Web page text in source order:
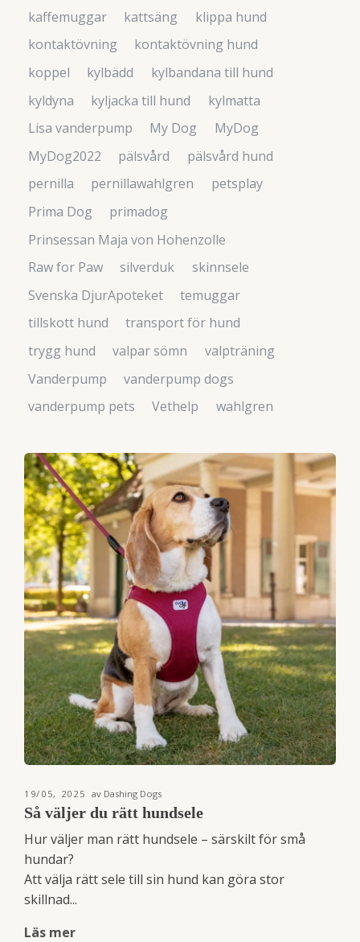
kaffemuggar
kattsäng
klippa hund
kontaktövning
kontaktövning hund
koppel
kylbädd
kylbandana till hund
kyldyna
kyljacka till hund
kylmatta
Lisa vanderpump
My Dog
MyDog
MyDog2022
pälsvård
pälsvård hund
pernilla
pernillawahlgren
petsplay
Prima Dog
primadog
Prinsessan Maja von Hohenzolle
Raw for Paw
silverduk
skinnsele
Svenska DjurApoteket
temuggar
tillskott hund
transport för hund
trygg hund
valpar sömn
valpträning
Vanderpump
vanderpump dogs
vanderpump pets
Vethelp wahlgren
19/05, 2025 av Dashing Dogs
Så väljer du rätt hundsele
Hur väljer man rätt hundsele – särskilt för små
hundar?
Att välja rätt sele till sin hund kan göra stor
skillnad...
Läs mer